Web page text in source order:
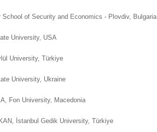
School of Security and Economics - Plovdiv, Bulgaria
University, USA
University, Türkiye
University, Ukraine
Fon University, Macedonia
İstanbul Gedik University, Türkiye